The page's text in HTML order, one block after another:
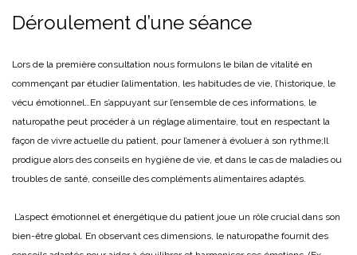
Déroulement d’une séance
Lors de la première consultation nous formulons le bilan de vitalité en
commençant par étudier l’alimentation, les habitudes de vie, l’historique, le
vécu émotionnel…En s’appuyant sur l’ensemble de ces informations, le
naturopathe peut procéder à un réglage alimentaire, tout en respectant la
façon de vivre actuelle du patient, pour l’amener à évoluer à son rythme;Il
prodigue alors des conseils en hygiène de vie, et dans le cas de maladies ou
troubles de santé, conseille des compléments alimentaires adaptés.
L’aspect émotionnel et énergétique du patient joue un rôle crucial dans son
bien-être global. En observant ces dimensions, le naturopathe fournit des